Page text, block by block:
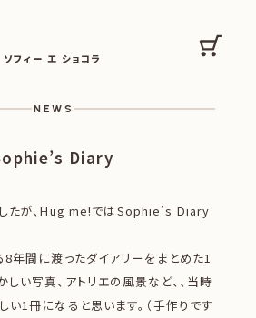
ソフィー エ ショコラ カー
NEWS
Diary
たが、Hug me!ではSophie’s Diary
年間に渡ったダイアリーをまとめた1
い写真、アトリエの風景など、、当時
い1冊になると思います。（手作りです